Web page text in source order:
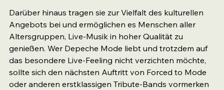
Darüber hinaus tragen sie zur Vielfalt des kulturellen
Angebots bei und ermöglichen es Menschen aller
Altersgruppen, Live-Musik in hoher Qualität zu
genießen. Wer Depeche Mode liebt und trotzdem auf
das besondere Live-Feeling nicht verzichten möchte,
sollte sich den nächsten Auftritt von Forced to Mode
oder anderen erstklassigen Tribute-Bands vormerken